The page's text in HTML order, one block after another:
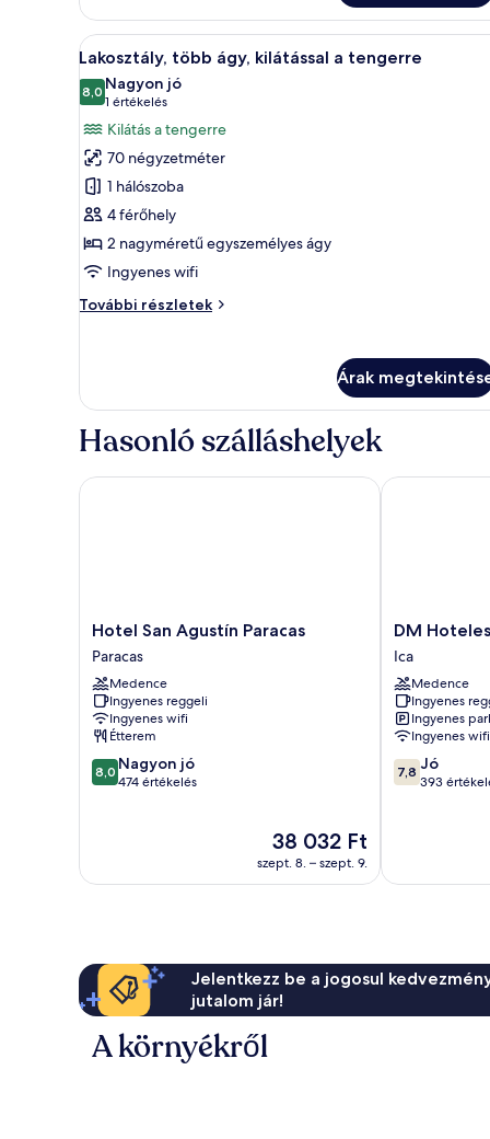
további
részletei
A
következő
szoba
összes
képének
megtekintése:
Lakosztály,
több
ágy,
kilátással
a
Egy szállodai szoba,
8
Lakosztály, több ágy, kilátással a tengerre
8,010-ből 8,0
Nagyon jó
1 értékelés
(1
értékelés)
Kilátás a tengerre
70 négyzetméter
1 hálószoba
4 férőhely
2 nagyméretű egyszemélyes ágy
Ingyenes wifi
További részletek
Lakosztály,
tengerre
részletei
Árak
Hasonló szálláshelyek
Hotel
San
Agustín
Paracas
Paracas
Hotel San Agustín Paracas
Paracas
Medence
Ingyenes reggeli
Ingyenes wifi
Étterem
8.0
ennyiből:
értékelés
8,0 Nagyon jó
474 értékelés
Az
ár
38 032 Ft
38 032 Ft
szept. 8. – szept. 9.
Hotel San Agustín Paracas
DM
Hoteles
Mossone
Ica
Ica
DM
Ica
Medence
Ingyenes
Ingyenes
Ingyenes wifi
7.8
ennyiből:
7,8 Jó
393
DM Hoteles
Jelentkezz be a jogosul
jutalom jár!
A környékről